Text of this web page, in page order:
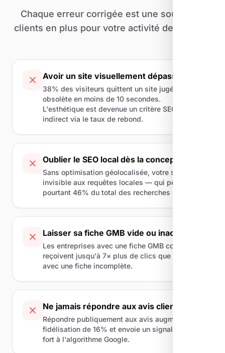
Chaque erreur corrigée est une source de
clients en plus pour votre activité de Peynier.
Avoir un site visuellement dépassé
38% des visiteurs quittent un site jugé
obsolète en moins de 10 secondes.
L'esthétique est devenue un critère SEO
indirect via le taux de rebond.
Oublier le SEO local dès la conception
Sans optimisation géolocalisée, votre site reste
invisible aux requêtes locales — qui pèsent
pourtant 46% du total des recherches Google.
Laisser sa fiche GMB vide ou inactive
Les entreprises avec une fiche GMB complète
reçoivent jusqu'à 7× plus de clics que celles
avec une fiche incomplète.
Ne jamais répondre aux avis clients
Répondre publiquement aux avis augmente la
fidélisation de 16% et envoie un signal positif
fort à l'algorithme Google.